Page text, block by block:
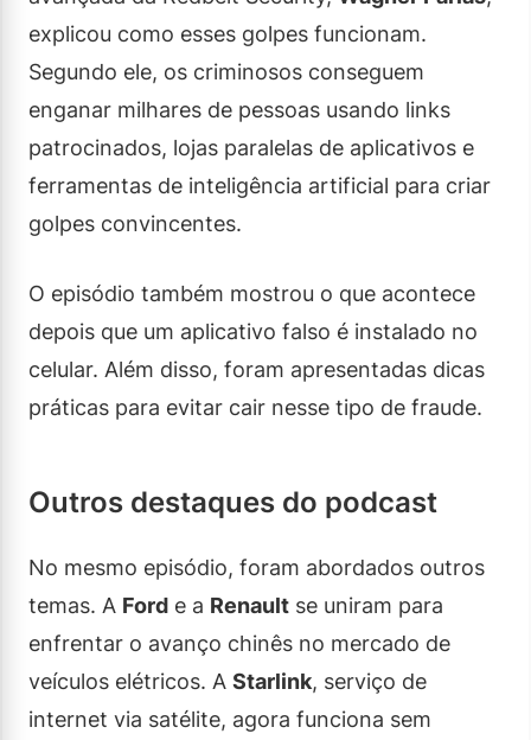
explicou como esses golpes funcionam.
Segundo ele, os criminosos conseguem
enganar milhares de pessoas usando links
patrocinados, lojas paralelas de aplicativos e
ferramentas de inteligência artificial para criar
golpes convincentes.
O episódio também mostrou o que acontece
depois que um aplicativo falso é instalado no
celular. Além disso, foram apresentadas dicas
práticas para evitar cair nesse tipo de fraude.
Outros destaques do podcast
No mesmo episódio, foram abordados outros
temas. A Ford e a Renault se uniram para
enfrentar o avanço chinês no mercado de
veículos elétricos. A Starlink, serviço de
internet via satélite, agora funciona sem